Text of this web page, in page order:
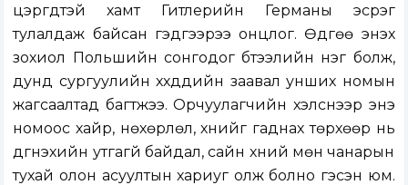
цэргүүдтэй хамт Гитлерийн Германы эсрэг
тулалдаж байсан гэдгээрээ онцлог. Өдгөө энэхүү
зохиол Польшийн сонгодог бүтээлийн нэг болж,
дунд сургуулийн хүүхдүүдийн заавал унших номын
жагсаалтад багтжээ. Орчуулагчийн хэлснээр энэ
номоос хайр, нөхөрлөл, хүнийг гаднах төрхөөр нь
дүгнэхийн утгагүй байдал, сайн хүний мөн чанарын
тухай олон асуултын хариуг олж болно гэсэн юм.